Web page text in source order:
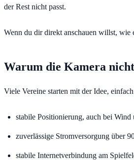
der Rest nicht passt.
Wenn du dir direkt anschauen willst, wie
Warum die Kamera
Viele Vereine starten mit der Idee,
stabile Positionierung, auch bei Wind
zuverlässige Stromversorgung über
stabile Internetverbindung am